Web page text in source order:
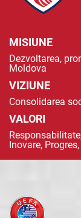
MISIUNE
Dezvoltarea,
Moldova
VIZIUNE
Consolidarea
VALORI
Inovare,